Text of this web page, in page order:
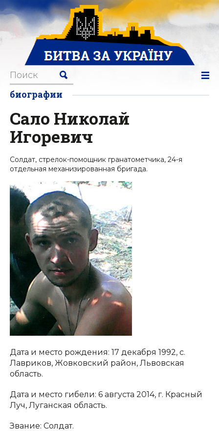
биографии
Сало Николай
Игоревич
Солдат, стрелок-помощник гранатометчика, 24-я
отдельная механизированная бригада.
Дата и место рождения: 17 декабря 1992, с.
Лавриков, Жовковский район, Львовская
область.
Дата и место гибели: 6 августа 2014, г. Красный
Луч, Луганская область.
Звание: Солдат.